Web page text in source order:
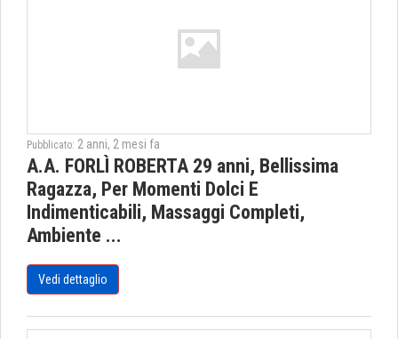
Pubblicato: 2 anni, 2 mesi fa
A.A. FORLÌ ROBERTA 29 anni, Bellissima
Ragazza, Per Momenti Dolci E
Indimenticabili, Massaggi Completi,
Ambiente ...
Vedi dettaglio